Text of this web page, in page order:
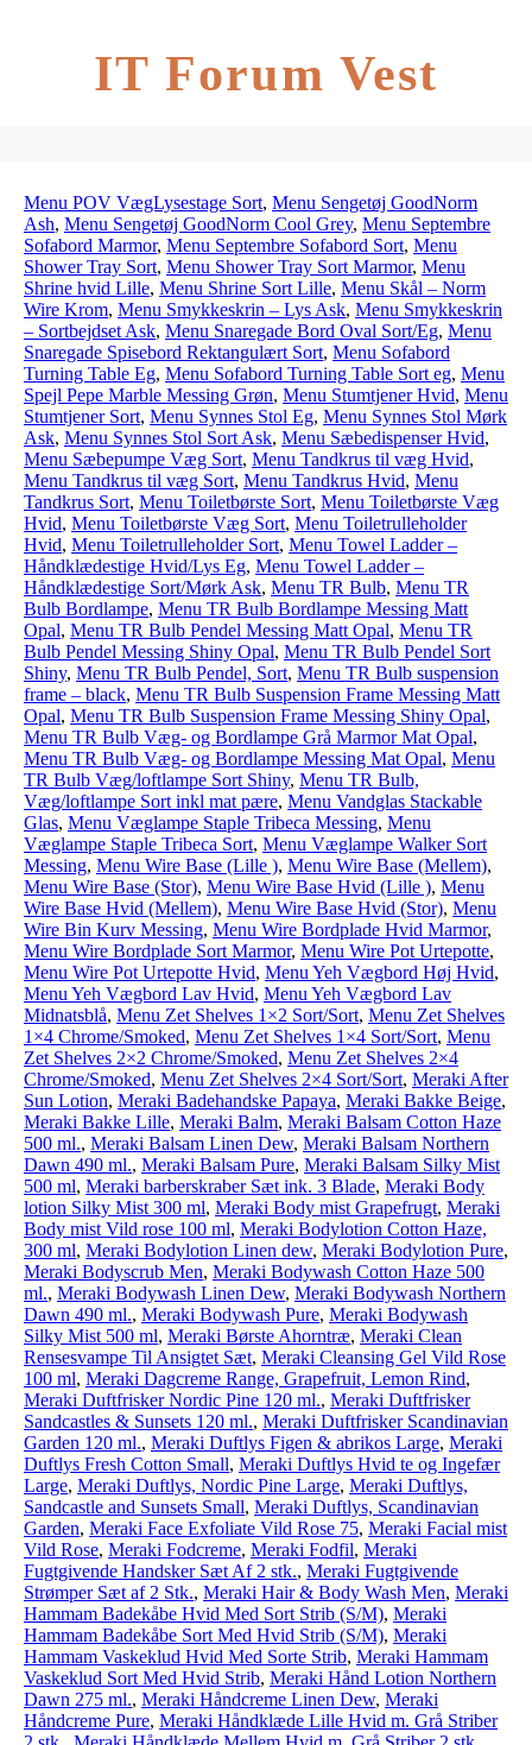
IT Forum Vest
Menu POV VægLysestage Sort, Menu Sengetøj GoodNorm
Ash, Menu Sengetøj GoodNorm Cool Grey, Menu Septembre
Sofabord Marmor, Menu Septembre Sofabord Sort, Menu
Shower Tray Sort, Menu Shower Tray Sort Marmor, Menu
Shrine hvid Lille, Menu Shrine Sort Lille, Menu Skål – Norm
Wire Krom, Menu Smykkeskrin – Lys Ask, Menu Smykkeskrin
– Sortbejdset Ask, Menu Snaregade Bord Oval Sort/Eg, Menu
Snaregade Spisebord Rektangulært Sort, Menu Sofabord
Turning Table Eg, Menu Sofabord Turning Table Sort eg, Menu
Spejl Pepe Marble Messing Grøn, Menu Stumtjener Hvid, Menu
Stumtjener Sort, Menu Synnes Stol Eg, Menu Synnes Stol Mørk
Ask, Menu Synnes Stol Sort Ask, Menu Sæbedispenser Hvid,
Menu Sæbepumpe Væg Sort, Menu Tandkrus til væg Hvid,
Menu Tandkrus til væg Sort, Menu Tandkrus Hvid, Menu
Tandkrus Sort, Menu Toiletbørste Sort, Menu Toiletbørste Væg
Hvid, Menu Toiletbørste Væg Sort, Menu Toiletrulleholder
Hvid, Menu Toiletrulleholder Sort, Menu Towel Ladder –
Håndklædestige Hvid/Lys Eg, Menu Towel Ladder –
Håndklædestige Sort/Mørk Ask, Menu TR Bulb, Menu TR
Bulb Bordlampe, Menu TR Bulb Bordlampe Messing Matt
Opal, Menu TR Bulb Pendel Messing Matt Opal, Menu TR
Bulb Pendel Messing Shiny Opal, Menu TR Bulb Pendel Sort
Shiny, Menu TR Bulb Pendel, Sort, Menu TR Bulb suspension
frame – black, Menu TR Bulb Suspension Frame Messing Matt
Opal, Menu TR Bulb Suspension Frame Messing Shiny Opal,
Menu TR Bulb Væg- og Bordlampe Grå Marmor Mat Opal,
Menu TR Bulb Væg- og Bordlampe Messing Mat Opal, Menu
TR Bulb Væg/loftlampe Sort Shiny, Menu TR Bulb,
Væg/loftlampe Sort inkl mat pære, Menu Vandglas Stackable
Glas, Menu Væglampe Staple Tribeca Messing, Menu
Væglampe Staple Tribeca Sort, Menu Væglampe Walker Sort
Messing, Menu Wire Base (Lille ), Menu Wire Base (Mellem),
Menu Wire Base (Stor), Menu Wire Base Hvid (Lille ), Menu
Wire Base Hvid (Mellem), Menu Wire Base Hvid (Stor), Menu
Wire Bin Kurv Messing, Menu Wire Bordplade Hvid Marmor,
Menu Wire Bordplade Sort Marmor, Menu Wire Pot Urtepotte,
Menu Wire Pot Urtepotte Hvid, Menu Yeh Vægbord Høj Hvid,
Menu Yeh Vægbord Lav Hvid, Menu Yeh Vægbord Lav
Midnatsblå, Menu Zet Shelves 1×2 Sort/Sort, Menu Zet Shelves
1×4 Chrome/Smoked, Menu Zet Shelves 1×4 Sort/Sort, Menu
Zet Shelves 2×2 Chrome/Smoked, Menu Zet Shelves 2×4
Chrome/Smoked, Menu Zet Shelves 2×4 Sort/Sort, Meraki After
Sun Lotion, Meraki Badehandske Papaya, Meraki Bakke Beige,
Meraki Bakke Lille, Meraki Balm, Meraki Balsam Cotton Haze
500 ml., Meraki Balsam Linen Dew, Meraki Balsam Northern
Dawn 490 ml., Meraki Balsam Pure, Meraki Balsam Silky Mist
500 ml, Meraki barberskraber Sæt ink. 3 Blade, Meraki Body
lotion Silky Mist 300 ml, Meraki Body mist Grapefrugt, Meraki
Body mist Vild rose 100 ml, Meraki Bodylotion Cotton Haze,
300 ml, Meraki Bodylotion Linen dew, Meraki Bodylotion Pure,
Meraki Bodyscrub Men, Meraki Bodywash Cotton Haze 500
ml., Meraki Bodywash Linen Dew, Meraki Bodywash Northern
Dawn 490 ml., Meraki Bodywash Pure, Meraki Bodywash
Silky Mist 500 ml, Meraki Børste Ahorntræ, Meraki Clean
Rensesvampe Til Ansigtet Sæt, Meraki Cleansing Gel Vild Rose
100 ml, Meraki Dagcreme Range, Grapefruit, Lemon Rind,
Meraki Duftfrisker Nordic Pine 120 ml., Meraki Duftfrisker
Sandcastles & Sunsets 120 ml., Meraki Duftfrisker Scandinavian
Garden 120 ml., Meraki Duftlys Figen & abrikos Large, Meraki
Duftlys Fresh Cotton Small, Meraki Duftlys Hvid te og Ingefær
Large, Meraki Duftlys, Nordic Pine Large, Meraki Duftlys,
Sandcastle and Sunsets Small, Meraki Duftlys, Scandinavian
Garden, Meraki Face Exfoliate Vild Rose 75, Meraki Facial mist
Vild Rose, Meraki Fodcreme, Meraki Fodfil, Meraki
Fugtgivende Handsker Sæt Af 2 stk., Meraki Fugtgivende
Strømper Sæt af 2 Stk., Meraki Hair & Body Wash Men, Meraki
Hammam Badekåbe Hvid Med Sort Strib (S/M), Meraki
Hammam Badekåbe Sort Med Hvid Strib (S/M), Meraki
Hammam Vaskeklud Hvid Med Sorte Strib, Meraki Hammam
Vaskeklud Sort Med Hvid Strib, Meraki Hånd Lotion Northern
Dawn 275 ml., Meraki Håndcreme Linen Dew, Meraki
Håndcreme Pure, Meraki Håndklæde Lille Hvid m. Grå Striber